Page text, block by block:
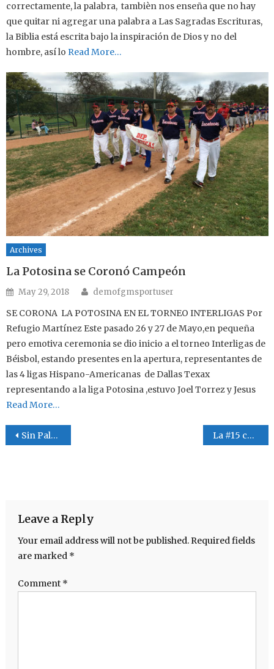
correctamente, la palabra, tambièn nos enseña que no hay
que quitar ni agregar una palabra a Las Sagradas Escrituras,
la Biblia está escrita bajo la inspiración de Dios y no del
hombre, así lo Read More…
Archives
La Potosina se Coronó Campeón
Posted on
May 29, 2018 Author
demofgmsportuser
SE CORONA LA POTOSINA EN EL TORNEO INTERLIGAS Por
Refugio Martínez Este pasado 26 y 27 de Mayo,en pequeña
pero emotiva ceremonia se dio inicio a el torneo Interligas de
Béisbol, estando presentes en la apertura, representantes de
las 4 ligas Hispano-Americanas de Dallas Texax
representando a la liga Potosina ,estuvo Joel Torrez y Jesus
Read More…
Post navigation
Sin Palabras -En las buenas y más en las malas La #15 con Los Cowboys que no quieren irse
Leave a Reply
Your email address will not be published. Required fields
are marked *
Comment *